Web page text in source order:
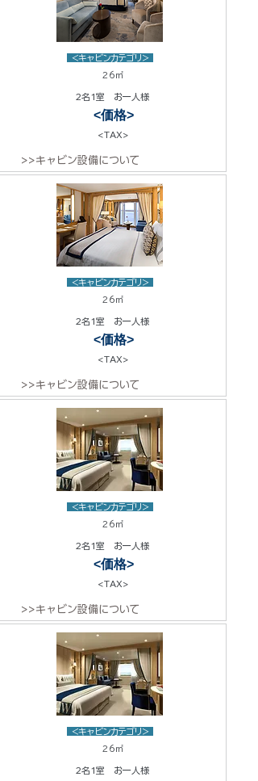
<キャビンカテゴリ>
26㎡
2名1室 お一人様
<価格>
<TAX>
>>キャビン設備について
<キャビンカテゴリ>
26㎡
2名1室 お一人様
<価格>
<TAX>
>>キャビン設備について
<キャビンカテゴリ>
26㎡
2名1室 お一人様
<価格>
<TAX>
>>キャビン設備について
<キャビンカテゴリ>
26㎡
2名1室 お一人様